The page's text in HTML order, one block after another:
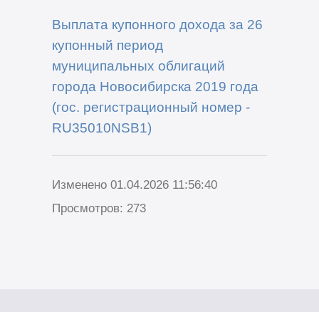
Выплата купонного дохода за 26
купонный период
муниципальных облигаций
города Новосибирска 2019 года
(гос. регистрационный номер -
RU35010NSB1)
Изменено 01.04.2026 11:56:40
Просмотров: 273